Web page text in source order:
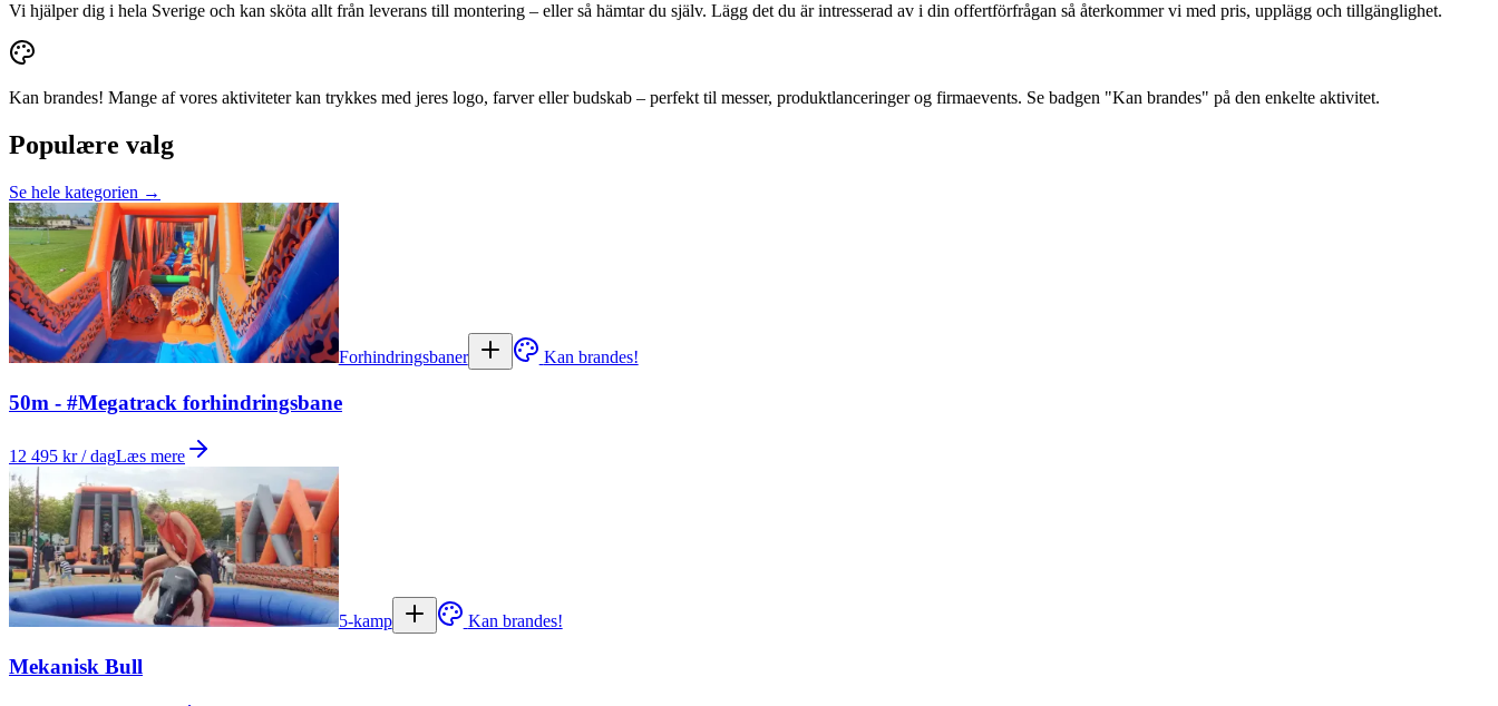
Vi hjälper dig i hela Sverige och kan sköta allt från leverans till montering – eller så hämtar du själv. Lägg det du är intresserad av i din offertförfrågan så återkommer vi med pris, upplägg och tillgänglighet.
Kan brandes! Mange af vores aktiviteter kan trykkes med jeres logo, farver eller budskab – perfekt til messer, produktlanceringer og firmaevents. Se badgen "Kan brandes" på den enkelte aktivitet.
Populære valg
Se hele kategorien →
Forhindringsbaner Kan brandes!
50m - #Megatrack forhindringsbane
12 495 kr / dagLæs mere
5-kamp Kan brandes!
Mekanisk Bull